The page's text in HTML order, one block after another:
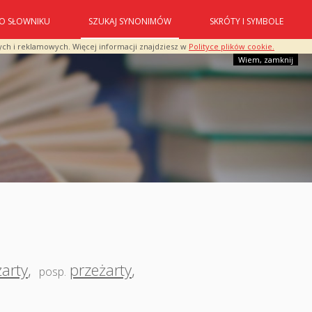
i reklamowych. Więcej informacji znajdziesz w Polityce plików cookie.
Wiem, zamknij
O SŁOWNIKU SZUKAJ SYNONIMÓW SKRÓTY I SYMBOLE
, posp. przeżarty,